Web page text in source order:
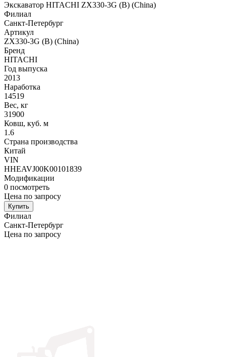
Экскаватор HITACHI ZX330-3G (B) (China)
Филиал
Санкт-Петербург
Артикул
ZX330-3G (B) (China)
Бренд
HITACHI
Год выпуска
2013
Наработка
14519
Вес, кг
31900
Ковш, куб. м
1.6
Страна производства
Китай
VIN
HHEAVJ00K00101839
Модификации
0 посмотреть
Цена по запросу
Купить
Филиал
Санкт-Петербург
Цена по запросу